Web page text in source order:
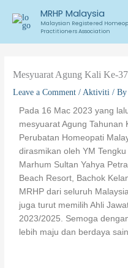
content
MRHP Malaysia
Malaysian Registered
Practitioners Association
Mesyuarat Agung Kali Ke-37
Leave a Comment /Aktiviti /
Pada 16 Mac 2023 yang
mesyuarat Agung Tahunan
Perubatan Homeopati
dirasmikan oleh YM
Marhum Sultan Yahya
Beach Resort, Bachok
MRHP dari seluruh
juga turut memilih Ahli
2023/2025. Semoga
lebih maju dan berdaya